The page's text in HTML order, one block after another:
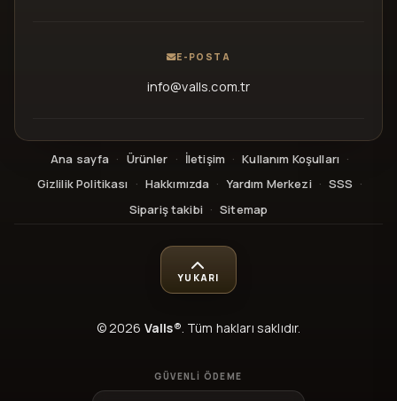
E-POSTA
info@valls.com.tr
Ana sayfa · Ürünler · İletişim · Kullanım Koşulları ·
Gizlilik Politikası
· Hakkımızda · Yardım Merkezi · SSS ·
Sipariş takibi · Sitemap
© 2026 Valls®. Tüm hakları saklıdır.
YUKARI
GÜVENLI ÖDEME